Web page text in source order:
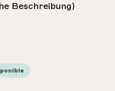
Beschreibung)